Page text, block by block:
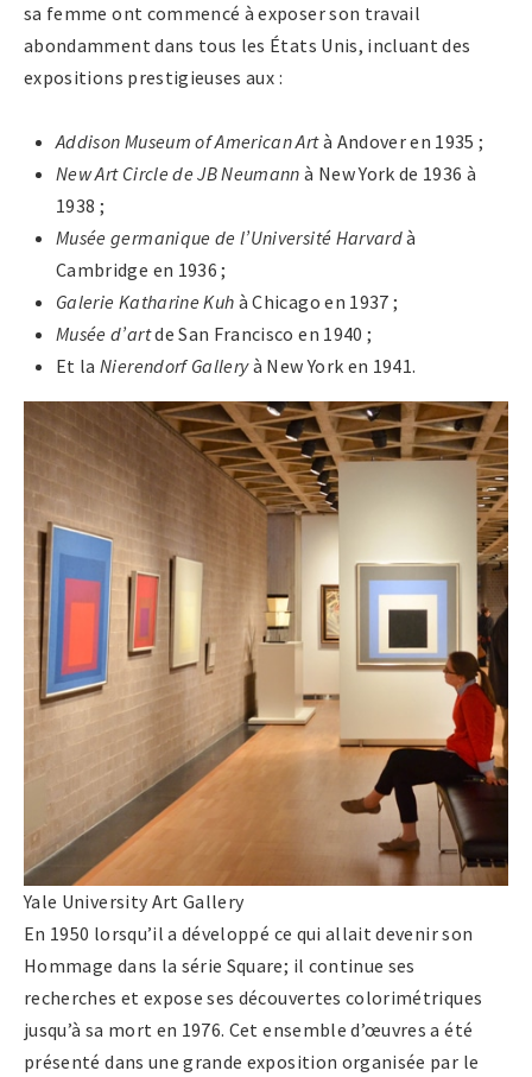
sa femme ont commencé à exposer son travail
abondamment dans tous les États Unis, incluant des
expositions prestigieuses aux :
Addison Museum of American Artà Andover en 1935 ;
New Art Circle de JB Neumann à New York de 1936 à
1938 ;
Musée germanique de l’Université Harvardà
Cambridge en 1936 ;
Galerie Katharine Kuh à Chicago en 1937 ;
Musée d’artde San Francisco en 1940 ;
Et laNierendorf Galleryà New York en 1941.
Yale University Art Gallery
En 1950 lorsqu’il a développé ce qui allait devenir son
Hommage dans la série Square; il continue ses
recherches et expose ses découvertes colorimétriques
jusqu’à sa mort en 1976. Cet ensemble d’œuvres a été
présenté dans une grande exposition organisée par le